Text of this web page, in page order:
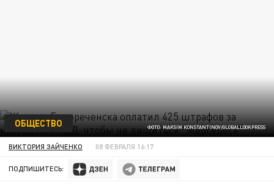
ФОТО: MAKSIM KONSTANTINOV/GLOBALLOOKPRESS
ОБЩЕСТВО
ВИКТОРИЯ ЗАЙЧЕНКО 08 ФЕВРАЛЯ 16:17
ПОДПИШИТЕСЬ: